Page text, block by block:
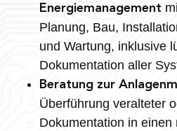
Energiemanagement
Planung, Bau,
und Wartung, inklusive
Dokumentation aller
Beratung zur
Überführung veralteter
Dokumentation in einen